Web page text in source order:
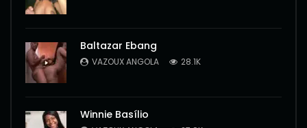
Baltazar Ebang
VAZOUX ANGOLA 28.1K
Winnie Basílio